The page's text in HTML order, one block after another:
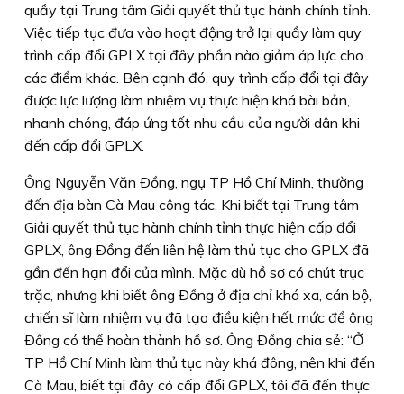
quầy tại Trung tâm Giải quyết thủ tục hành chính tỉnh.
Việc tiếp tục đưa vào hoạt động trở lại quầy làm quy
trình cấp đổi GPLX tại đây phần nào giảm áp lực cho
các điểm khác. Bên cạnh đó, quy trình cấp đổi tại đây
được lực lượng làm nhiệm vụ thực hiện khá bài bản,
nhanh chóng, đáp ứng tốt nhu cầu của người dân khi
đến cấp đổi GPLX.
Ông Nguyễn Văn Ðồng, ngụ TP Hồ Chí Minh, thường
đến địa bàn Cà Mau công tác. Khi biết tại Trung tâm
Giải quyết thủ tục hành chính tỉnh thực hiện cấp đổi
GPLX, ông Ðồng đến liên hệ làm thủ tục cho GPLX đã
gần đến hạn đổi của mình. Mặc dù hồ sơ có chút trục
trặc, nhưng khi biết ông Ðồng ở địa chỉ khá xa, cán bộ,
chiến sĩ làm nhiệm vụ đã tạo điều kiện hết mức để ông
Ðồng có thể hoàn thành hồ sơ. Ông Ðồng chia sẻ: “Ở
TP Hồ Chí Minh làm thủ tục này khá đông, nên khi đến
Cà Mau, biết tại đây có cấp đổi GPLX, tôi đã đến thực